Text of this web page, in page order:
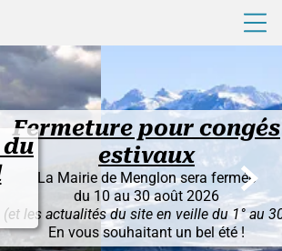
pour congés
estivaux
de Menglon sera fermée
du 10 au 30 août 2026
du site en veille du 1° au 30)
vous souhaitant un bel été !
